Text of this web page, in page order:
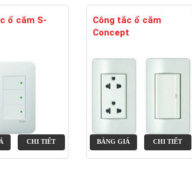
ổ cắm S-
CHI TIẾT
Công tắc ổ cắm
Concept
BẢNG GIÁ CHI TIẾT